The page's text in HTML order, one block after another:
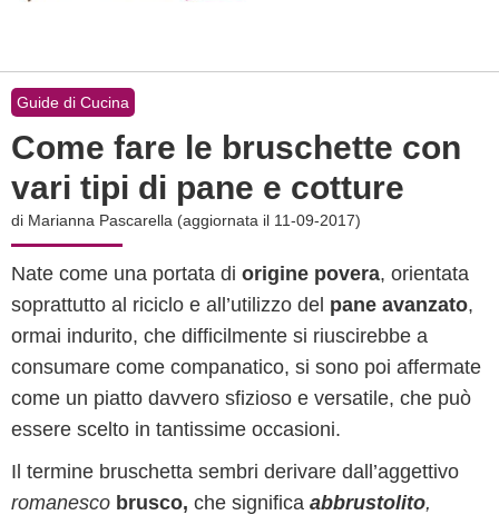
Guide di Cucina
Come fare le bruschette con
vari tipi di pane e cotture
di Marianna Pascarella (aggiornata il 11-09-2017)
Nate come una portata di origine povera, orientata
soprattutto al riciclo e all’utilizzo del pane avanzato,
ormai indurito, che difficilmente si riuscirebbe a
consumare come companatico, si sono poi affermate
come un piatto davvero sfizioso e versatile, che può
essere scelto in tantissime occasioni.
Il termine bruschetta sembri derivare dall’aggettivo
romanesco brusco, che significa abbrustolito,